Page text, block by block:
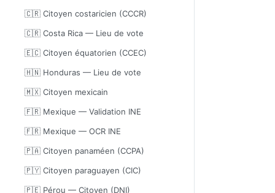
🇨🇷 Citoyen costaricien (CCCR)
🇨🇷 Costa Rica — Lieu de vote
🇪🇨 Citoyen équatorien (CCEC)
🇭🇳 Honduras — Lieu de vote
🇲🇽 Citoyen mexicain
🇫🇷 Mexique — Validation INE
🇫🇷 Mexique — OCR INE
🇵🇦 Citoyen panaméen (CCPA)
🇵🇾 Citoyen paraguayen (CIC)
🇵🇪 Pérou — Citoyen (DNI)